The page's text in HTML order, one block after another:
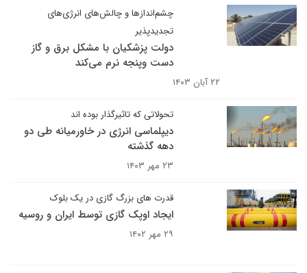
چشم‌اندازها و چالش‌های انرژی‌های
تجدیدپذیر
دولت پزشکیان با مشکل برق و گاز
دست وپنجه نرم می‌کند
۲۲ آبان ۱۴۰۳
تحولاتی که تاثیرگذار بوده اند
دیپلماسی انرژی در خاورمیانه طی دو
دهه گذشته
۲۳ مهر ۱۴۰۳
قدرت های بزرگ گازی در یک بلوک
ایجاد اوپک گازی توسط ایران و روسیه
۲۹ مهر ۱۴۰۲